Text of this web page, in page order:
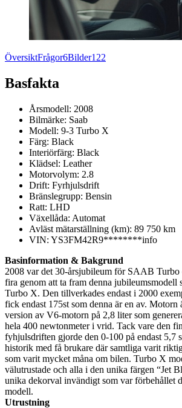
ÖversiktFrågor6Bilder122
Basfakta
Årsmodell: 2008
Bilmärke: Saab
Modell: 9-3 Turbo X
Färg: Black
Interiörfärg: Black
Klädsel: Leather
Motorvolym: 2.8
Drift: Fyrhjulsdrift
Bränslegrupp: Bensin
Ratt: LHD
Växellåda: Automat
Avläst mätarställning (km): 89 750 km
VIN: YS3FM42R9********info
Basinformation & Bakgrund
2008 var det 30-årsjubileum för SAAB Turbo
fira genom att ta fram denna jubileumsmodell
Turbo X. Den tillverkades endast i 2000
fick endast 175st som denna är en av. Motorn
version av V6-motorn på 2,8 liter som
hela 400 newtonmeter i vrid. Tack vare den
fyhjulsdriften gjorde den 0-100 på endast 5,7
historik med få brukare där samtliga varit
som varit mycket måna om bilen. Turbo X
välutrustade och alla i den unika färgen “Jet
unika dekorval invändigt som var förbehållet
modell.
Utrustning